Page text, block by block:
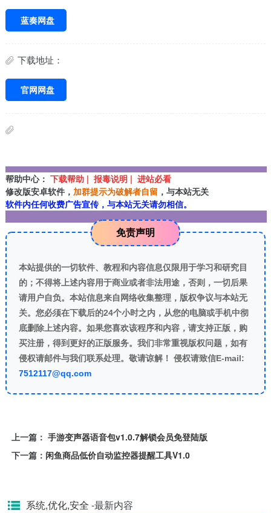
蓝奏网盘
下载地址：
官网网盘
帮助中心： 下载帮助 | 报毒说明 | 进站必看
修改版安卓软件， 加群提示为破解者自留 ，与本站无关
软件内任何收费广告宣传，与本站无关请勿相信。
免责声明
本站提供的一切软件、教程和内容信息仅限用于学习和研究目
的；不得将上述内容用于商业或者非法用途，否则，一切后果
请用户自负。本站信息来自网络收集整理，版权争议与本站无
关。您必须在下载后的24个小时之内，从您的电脑或手机中彻
底删除上述内容。如果您喜欢该程序和内容，请支持正版，购
买注册，得到更好的正版服务。我们非常重视版权问题，如有
侵权请邮件与我们联系处理。敬请谅解！ 侵权请致信E-mail:
7512117@qq.com
上一篇： 手游变声器语音包v1.0.7解锁会员免登陆版
下一篇： 闲鱼商品低价自动监控器提醒工具V1.0
系统,优化,安全 -最新内容